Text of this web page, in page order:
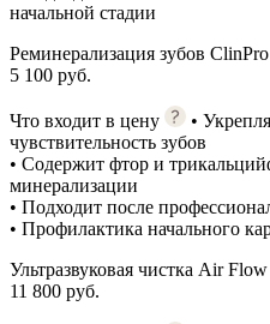
начальной стадии
Реминерализация зубов ClinPro
5 100 руб.
Что входит в цену
•
чувствительность зубов
• Содержит фтор и
минерализации
• Подходит после
• Профилактика начального
Ультразвуковая чистка Air Flow
11 800 руб.